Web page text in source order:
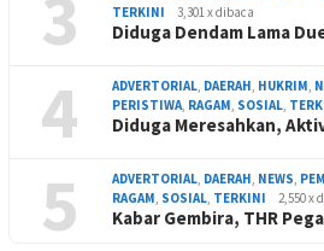
3
TERKINI
3,301 x dibaca
Diduga Dendam Lama
4 ADVERTORIAL DAERAH HUKRIM
PERISTIWA RAGAM SOSIAL
Diduga Meresahkan,
5 ADVERTORIAL DAERAH NEWS
RAGAM SOSIAL TERKINI 2,550 x
Kabar Gembira, THR